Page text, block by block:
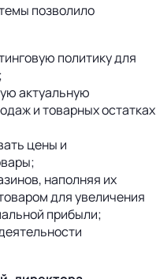
позволило
политику для
актуальную
и товарных остатках
цены и
наполняя их
для увеличения
прибыли;